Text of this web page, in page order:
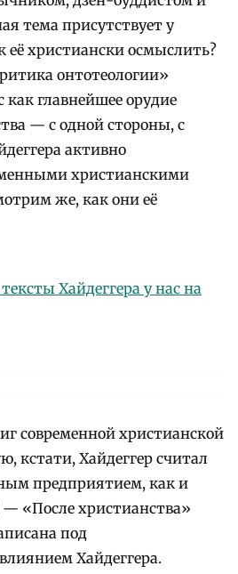
тема присутствует у
её христиански осмыслить?
онтотеологии»
как главнейшее орудие
— с одной стороны, с
активно
христианскими
же, как они её
Хайдеггера у нас на
современной христианской
кстати, Хайдеггер считал
предприятием, как и
— «После христианства»
под
Хайдеггера.